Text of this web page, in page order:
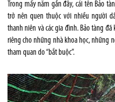
Trong mấy năm gần đây, cái tên Bảo
trở nên quen thuộc với nhiều người
thanh niên và các gia đình. Bảo tàng
riêng cho những nhà khoa học, những
tham quan do “bắt buộc”.